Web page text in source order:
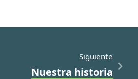
Siguiente
Nuestra historia